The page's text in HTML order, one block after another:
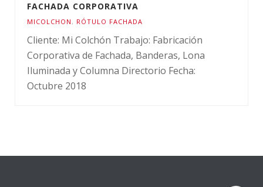
FACHADA CORPORATIVA
MICOLCHON , RÓTULO FACHADA
Cliente: Mi Colchón Trabajo: Fabricación
Corporativa de Fachada, Banderas, Lona
Iluminada y Columna Directorio Fecha:
Octubre 2018